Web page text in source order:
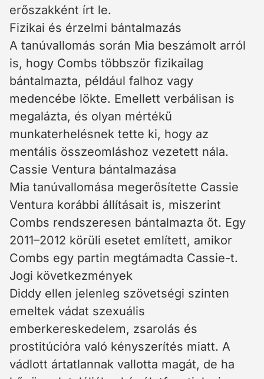
erőszakként írt le.
Fizikai és érzelmi bántalmazás
A tanúvallomás során Mia beszámolt arról
is, hogy Combs többször fizikailag
bántalmazta, például falhoz vagy
medencébe lökte. Emellett verbálisan is
megalázta, és olyan mértékű
munkaterhelésnek tette ki, hogy az
mentális összeomláshoz vezetett nála.
Cassie Ventura bántalmazása
Mia tanúvallomása megerősítette Cassie
Ventura korábbi állításait is, miszerint
Combs rendszeresen bántalmazta őt. Egy
2011–2012 körüli esetet említett, amikor
Combs egy partin megtámadta Cassie-t.
Jogi következmények
Diddy ellen jelenleg szövetségi szinten
emeltek vádat szexuális
emberkereskedelem, zsarolás és
prostitúcióra való kényszerítés miatt. A
vádlott ártatlannak vallotta magát, de ha